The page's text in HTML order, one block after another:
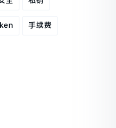
手续费